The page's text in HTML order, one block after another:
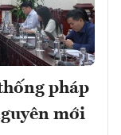
pháp
mới